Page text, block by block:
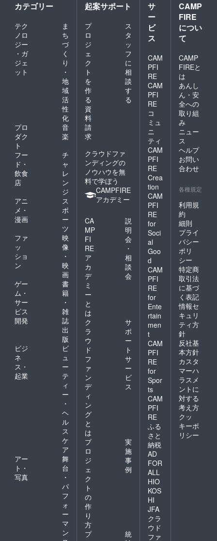
カテゴリー
テク
ノロ
ジー
・ガ
ジェ
ット
ま
ち
づ
く
り
・
地
域
活
性
化
プロ
ダク
ト
音
楽
フー
ド・
飲食
店
チ
ャ
レ
ン
ジ
アニ
メ・
漫画
ス
ポ
ー
ツ
ファ
ッ
ショ
ン
映
像
・
映
画
ゲー
ム・
サー
ビス
開発
書
籍
・
雑
誌
出
版
ビジ
ネ
ス・
起業
ビ
ュ
ー
テ
ィ
ー
・
ヘ
ル
ス
ケ
ア
アー
ト・
写真
舞
台
・
パ
フ
ォ
ー
マ
ン
起案サポート
プ
ロ
ジ
ェ
ク
ト
を
作
る
ス
タ
ッ
フ
に
相
談
す
る
資
料
請
求
クラウドファ
ンディングの
ノウハウを無
料で学ぼう
CAMPFIRE
アカデミー
CA
MP
FI
RE
ア
カ
デ
ミ
ー
と
は
説
明
会
・
相
談
会
ク
ラ
ウ
ド
フ
ァ
ン
デ
ィ
ン
グ
と
は
サ
ポ
ー
ト
サ
ー
ビ
ス
プ
ロ
ジ
ェ
ク
ト
の
作
り
方
実
施
事
例
プ
統
サ
ー
ビ
ス
CAM
PFI
RE
CAM
PFI
RE
コ
ミュ
ニ
ティ
CAM
PFI
RE
Crea
tion
CAM
PFI
RE
for
Soci
al
Goo
d
CAM
PFI
RE
for
Ente
rtain
men
t
CAM
PFI
RE
for
Spor
ts
CAM
PFI
RE
ふる
さと
納税
AD
FOR
ALL
HIO
KOS
HI
JFA
クラ
ウド
ファ
CAMP
FIRE
につい
て
CAMP
FIREと
は
あんし
ん・安
全への
取り組
み
ニュー
ス
ヘルプ
お問い
合わせ
各種規定
利用規
約
細則
プライ
バシー
ポリ
シー
特定商
取引法
に基づ
く表記
情報セ
キュリ
ティ方
針
反社基
本方針
カスタ
マーハ
ラスメ
ントに
対する
考え方
クッ
キーポ
リシー